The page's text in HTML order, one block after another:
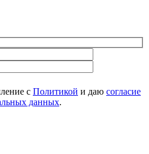
с Политикой и даю согласие
данных.